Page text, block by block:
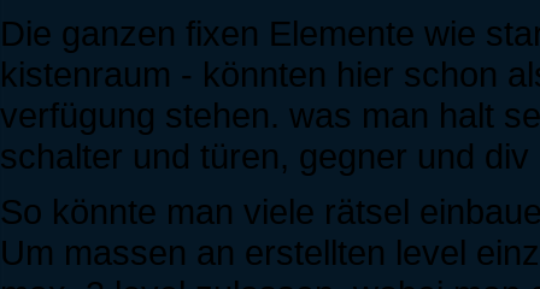
Die ganzen fixen Elemente wie
kistenraum - könnten hier schon
verfügung stehen. was man halt
schalter und türen, gegner und
So könnte man viele rätsel
Um massen an erstellten level